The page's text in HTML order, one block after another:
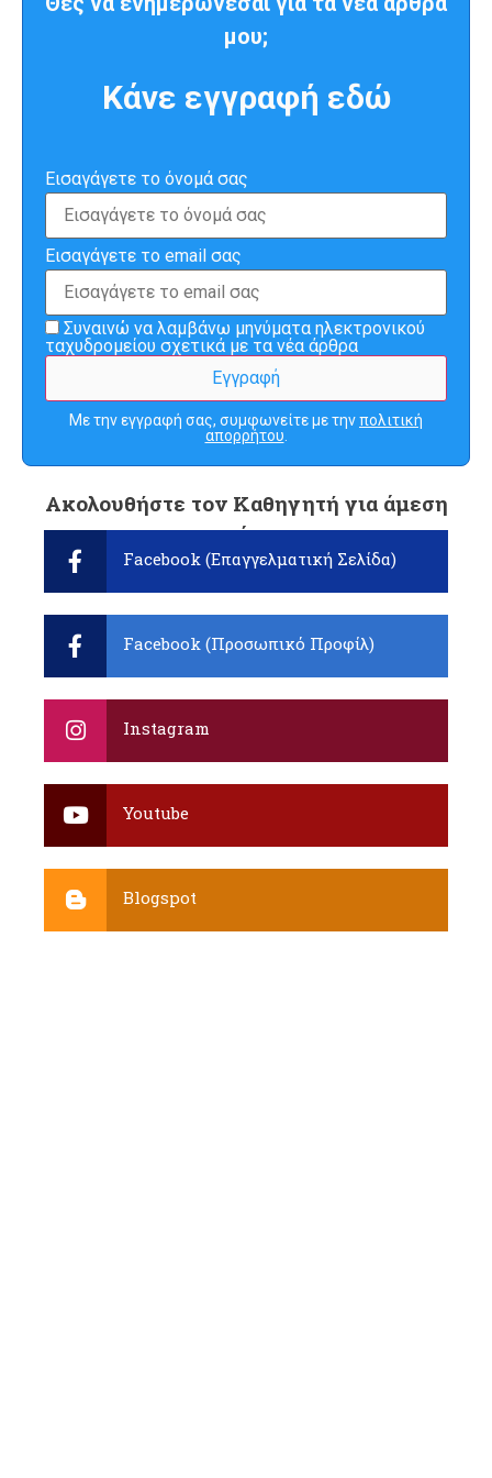
μου;
Κάνε εγγραφή εδώ
Εισαγάγετε το όνομά σας
Εισαγάγετε το email σας
Συναινώ να λαμβάνω μηνύματα ηλεκτρονικού
ταχυδρομείου σχετικά με τα νέα άρθρα
Με την εγγραφή σας, συμφωνείτε με τηνπολιτική
απορρήτου
Ακολουθήστε τον Καθηγητή για άμεση
ενημέρωση:
Facebook (Επαγγελματική Σελίδα)
Facebook (Προσωπικό Προφίλ)
Instagram
Youtube
Blogspot